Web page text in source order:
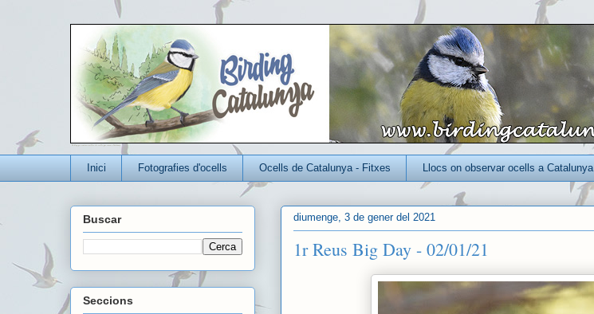
Un blog per conèixer millor els ocells que viuen a Catalunya
Inici Fotografies d'ocells Ocells de Catalunya - Fitxes Llocs on observar ocells a Catalunya
diumenge, 3 de gener del 2021
1r Reus Big Day - 02/01/21
Buscar
Seccions